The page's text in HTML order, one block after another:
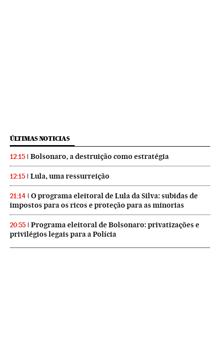
ÚLTIMAS NOTICIAS
12:15 Bolsonaro, a destruição como estratégia
12:15 Lula, uma ressurreição
21:14
O programa eleitoral de Lula da Silva: subidas de
impostos para os ricos e proteção para as minorias
20:55
Programa eleitoral de Bolsonaro: privatizações e
privilégios legais para a Polícia